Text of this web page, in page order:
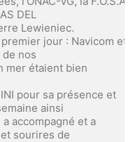
DEL
Lewieniec.
jour : Navicom et
de nos
mer étaient bien
pour sa présence et
ainsi
a accompagné et a
sourires de